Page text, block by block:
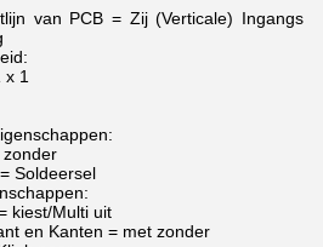
van PCB = Zij (Verticale) Ingangs
1
zonder
Soldeersel
kiest/Multi uit
en Kanten = met zonder